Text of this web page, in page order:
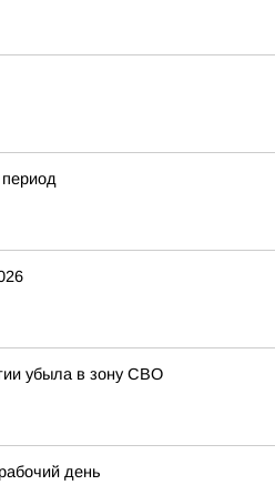
убыла в зону СВО
день